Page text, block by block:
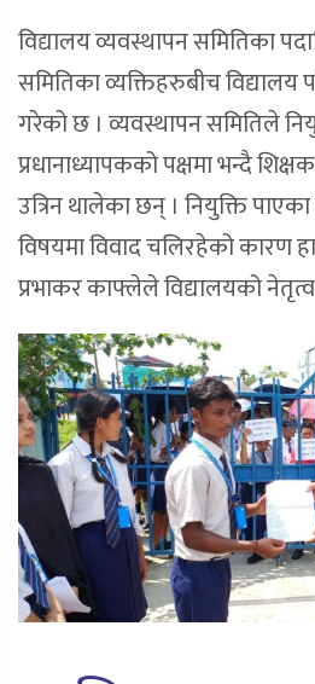
विद्यालय व्यवस्थापन समितिका
समितिका व्यक्तिहरुबीच
गरेको छ । व्यवस्थापन समितिले
प्रधानाध्यापकको पक्षमा भन्दै शिक्षक
उत्रिन थालेका छन् । नियुक्ति
विषयमा विवाद चलिरहेको कारण
प्रभाकर काफ्लेले विद्यालयको